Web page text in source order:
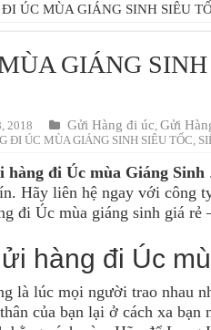
ÚC MÙA GIÁNG SINH SIÊU
GIÁNG
2018 Gửi Hàng đi úc Gửi
ĐI ÚC MÙA GIÁNG SINH SIÊU TỐC,
hàng đi Úc mùa Giáng Sinh
Hãy liên hệ ngay với công
đi Úc mùa giáng sinh giá rẻ
hàng đi Úc
là lúc mọi người trao nhau
của bạn lại ở cách xa